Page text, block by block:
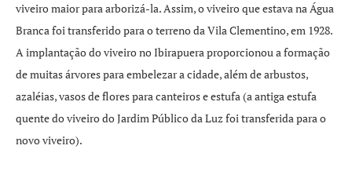
viveiro maior para arborizá-la. Assim, o viveiro que estava na Água
Branca foi transferido para o terreno da Vila Clementino, em 1928.
A implantação do viveiro no Ibirapuera proporcionou a formação
de muitas árvores para embelezar a cidade, além de arbustos,
azaléias, vasos de flores para canteiros e estufa (a antiga estufa
quente do viveiro do Jardim Público da Luz foi transferida para o
novo viveiro).